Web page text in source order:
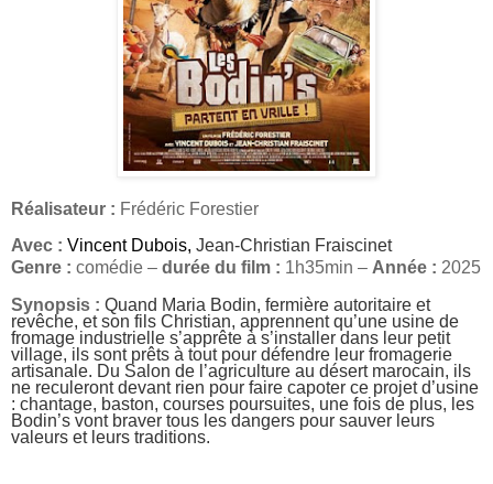
Réalisateur : Frédéric Forestier
Avec : Vincent Dubois, Jean-Christian Fraiscinet
Genre : comédie – durée du film : 1h35min – Année : 2025
Synopsis : Quand Maria Bodin, fermière autoritaire et
revêche, et son fils Christian, apprennent qu’une usine de
fromage industrielle s’apprête à s’installer dans leur petit
village, ils sont prêts à tout pour défendre leur fromagerie
artisanale. Du Salon de l’agriculture au désert marocain, ils
ne reculeront devant rien pour faire capoter ce projet d’usine
: chantage, baston, courses poursuites, une fois de plus, les
Bodin’s vont braver tous les dangers pour sauver leurs
valeurs et leurs traditions.